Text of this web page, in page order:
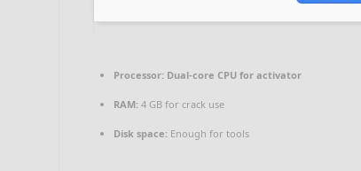
Processor: Dual-core CPU for activator
RAM: 4 GB for crack use
Disk space: Enough for tools